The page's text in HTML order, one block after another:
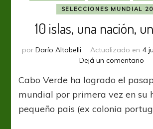
SELECCIONES MUNDIAL
10 islas, una nación,
por Darío Altobelli Actualizado en 4
Dejá un comentario
un
Cabo Verde ha logrado el
mundial por primera vez en su
pequeño pais (ex colonia